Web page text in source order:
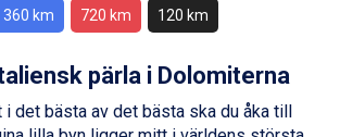
7.095 kr.
från 9.645 kr.
från 8.395 kr.
11.245 kr.
från 6.295 kr.
360 km 720 km 120 km
pärla i Dolomiterna
i det bästa av det bästa ska du åka till